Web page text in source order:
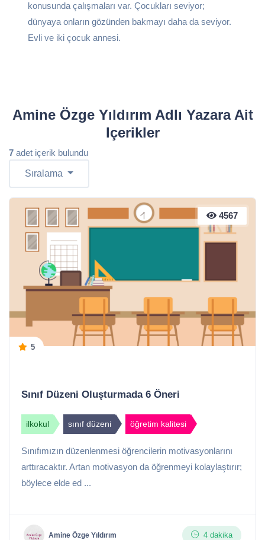
konusunda çalışmaları var. Çocukları seviyor;
dünyaya onların gözünden bakmayı daha da seviyor.
Evli ve iki çocuk annesi.
Amine Özge Yıldırım Adlı Yazara Ait
Içerikler
7 adet içerik bulundu
Sıralama
4567
5
Sınıf Düzeni Oluşturmada 6 Öneri
ilkokul sınıf düzeni öğretim kalitesi
Sınıfımızın düzenlenmesi öğrencilerin motivasyonlarını
arttıracaktır. Artan motivasyon da öğrenmeyi kolaylaştırır;
böylece elde ed ...
Amine Özge Yıldırım 4 dakika